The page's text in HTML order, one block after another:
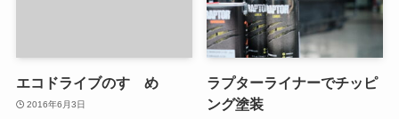
エコドライブのすゝめ
2016年6月3日
ラプターライナーでチッピ
ング塗装